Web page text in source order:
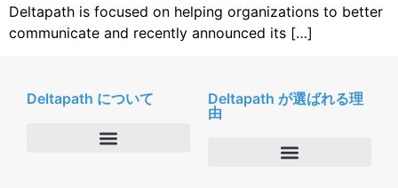
Deltapath is focused on helping organizations to better
communicate and recently announced its […]
Deltapath について
Deltapath が選ばれる理
由